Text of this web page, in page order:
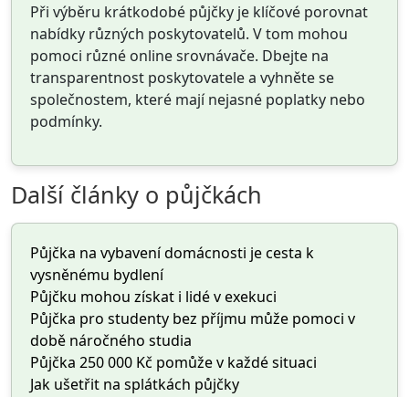
Při výběru krátkodobé půjčky je klíčové porovnat
nabídky různých poskytovatelů. V tom mohou
pomoci různé online srovnávače. Dbejte na
transparentnost poskytovatele a vyhněte se
společnostem, které mají nejasné poplatky nebo
podmínky.
Další články o půjčkách
Půjčka na vybavení domácnosti je cesta k
vysněnému bydlení
Půjčku mohou získat i lidé v exekuci
Půjčka pro studenty bez příjmu může pomoci v
době náročného studia
Půjčka 250 000 Kč pomůže v každé situaci
Jak ušetřit na splátkách půjčky